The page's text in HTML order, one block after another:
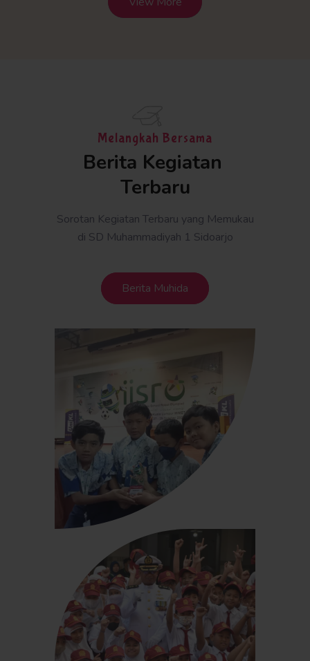
Melangkah Bersama
Berita Kegiatan
Terbaru
Sorotan Kegiatan Terbaru yang Memukau
di SD Muhammadiyah 1 Sidoarjo
Berita Muhida